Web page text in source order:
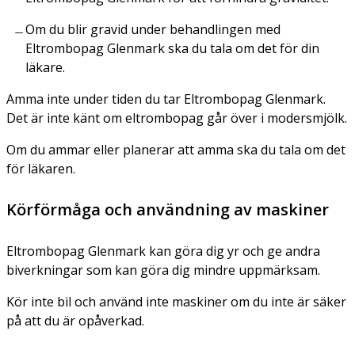
Om du blir gravid under behandlingen med
Eltrombopag Glenmark ska du tala om det för din
läkare.
Amma inte under tiden du tar Eltrombopag Glenmark.
Det är inte känt om eltrombopag går över i modersmjölk.
Om du ammar eller planerar att amma ska du tala om det
för läkaren.
Körförmåga och användning av maskiner
Eltrombopag Glenmark kan göra dig yr och ge andra
biverkningar som kan göra dig mindre uppmärksam.
Kör inte bil och använd inte maskiner om du inte är säker
på att du är opåverkad.